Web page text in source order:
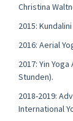
Christina
2015:
2016: Aerial
2017: Yin
Stunden).
2018-2019:
International